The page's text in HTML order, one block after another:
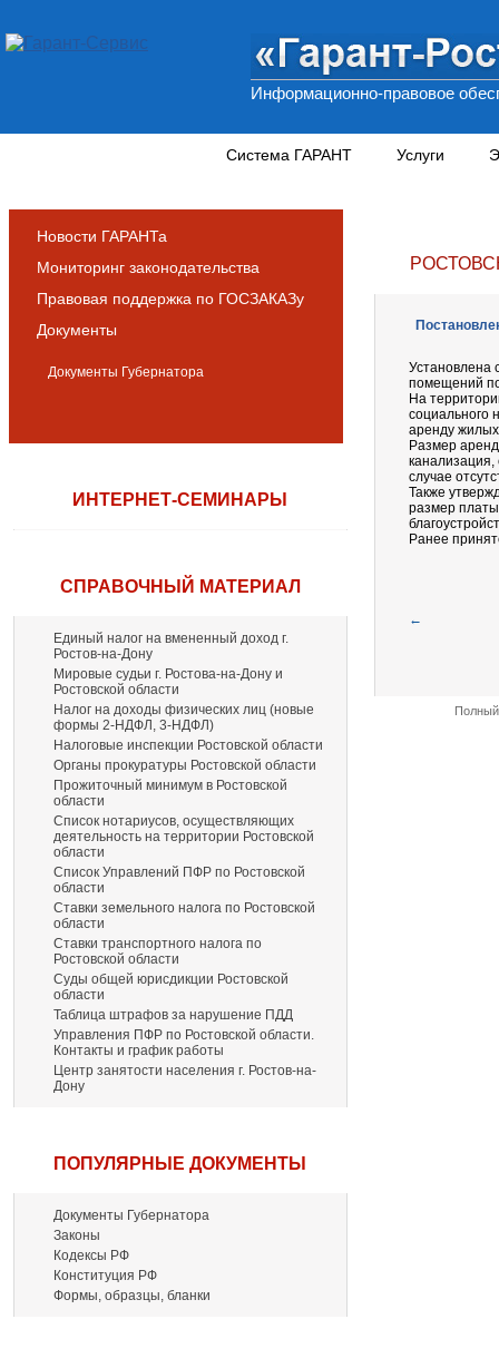
Информационно-правовое
Система ГАРАНТ Услуги
Новости ГАРАНТа
Мониторинг законодательства
Правовая поддержка по ГОСЗАКАЗу
Документы
Документы Губернатора
ИНТЕРНЕТ-СЕМИНАРЫ
СПРАВОЧНЫЙ МАТЕРИАЛ
Единый налог на вмененный доход г.
Ростов-на-Дону
Мировые судьи г. Ростова-на-Дону и
Ростовской области
Налог на доходы физических лиц (новые
формы 2-НДФЛ, 3-НДФЛ)
Налоговые инспекции Ростовской области
Органы прокуратуры Ростовской области
Прожиточный минимум в Ростовской
области
Список нотариусов, осуществляющих
деятельность на территории Ростовской
области
Список Управлений ПФР по Ростовской
области
Ставки земельного налога по Ростовской
области
Ставки транспортного налога по
Ростовской области
Суды общей юрисдикции Ростовской
области
Таблица штрафов за нарушение ПДД
Управления ПФР по Ростовской области.
Контакты и график работы
Центр занятости населения г. Ростов-на-
Дону
ПОПУЛЯРНЫЕ ДОКУМЕНТЫ
Документы Губернатора
Законы
Кодексы РФ
Конституция РФ
Формы, образцы, бланки
Установлена
помещений по
На
социального
аренду
Размер
канализация,
случае
Также
размер
Ранее
←